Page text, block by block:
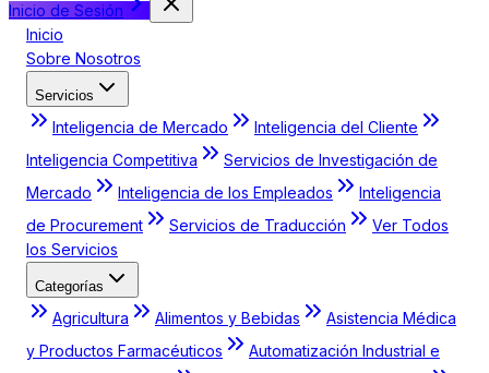
Inicio de Sesión
Inicio
Sobre Nosotros
Servicios
Inteligencia de Mercado
Inteligencia del Cliente
Inteligencia Competitiva
Servicios de Investigación de
Mercado
Inteligencia de los Empleados
Inteligencia
de Procurement
Servicios de Traducción
Ver Todos
los Servicios
Categorías
Agricultura Alimentos y Bebidas
Asistencia Médica
y Productos Farmacéuticos
Automatización Industrial e